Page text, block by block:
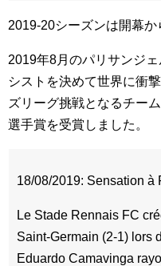
2019-20シーズンは開幕か
2019年8月のパリサンジ
シストを決めて世界に衝
ズリーグ挑戦となるチー
選手賞を受賞しました。
18/08/2019: Sensation à
Le Stade Rennais FC
Saint-Germain (2-1) lors
Eduardo Camavinga